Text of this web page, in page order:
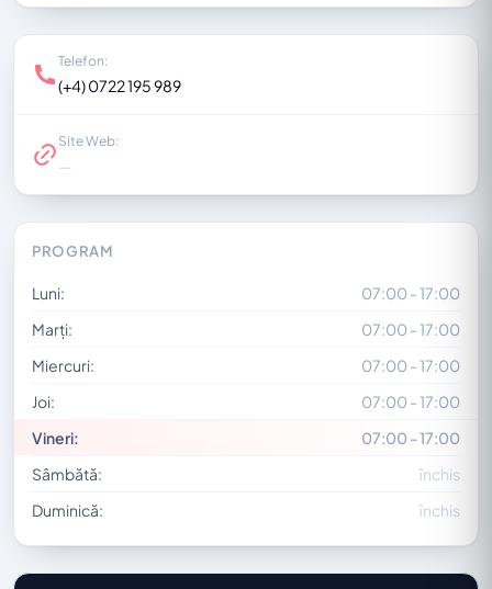
Telefon:
(+4) 0722 195 989
Site Web:
—
PROGRAM
Luni:
07:00 - 17:00
Marți:
07:00 - 17:00
Miercuri:
07:00 - 17:00
Joi:
07:00 - 17:00
Vineri:
07:00 - 17:00
Sâmbătă:
închis
Duminică:
închis